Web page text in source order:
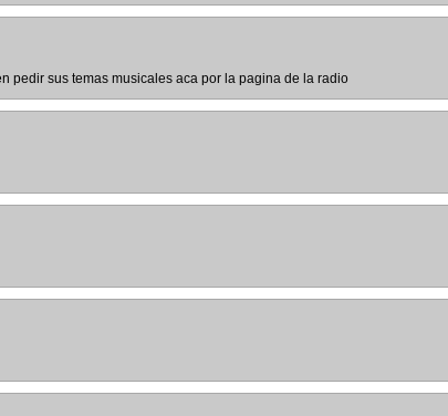
pedir sus temas musicales aca por la pagina de la radio